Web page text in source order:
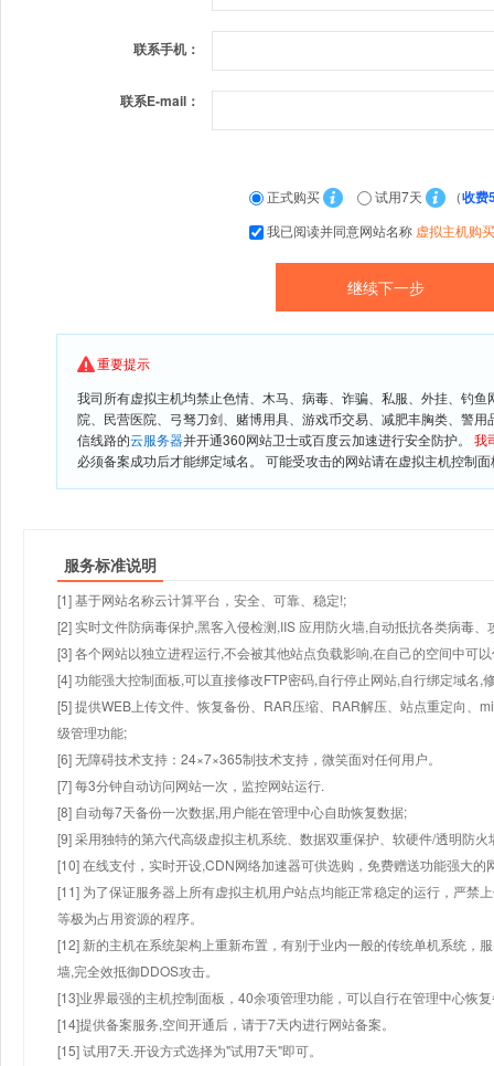
联系手机：
联系E-mail：
正式购买 试用7天 （收费
我已阅读并同意网站名称 虚拟主机购
重要提示
我司所有虚拟主机均禁止色情、木马、病毒、诈骗、私服、外挂、钓
院、民营医院、弓驽刀剑、赌博用具、游戏币交易、减肥丰胸类、警
信线路的云服务器并开通360网站卫士或百度云加速进行安全防护。 我
必须备案成功后才能绑定域名。 可能受攻击的网站请在虚拟主机控制
服务标准说明
[1] 基于网站名称云计算平台，安全、可靠、稳定!;
[2] 实时文件防病毒保护,黑客入侵检测,IIS 应用防火墙,自动抵抗各类病毒、
[3] 各个网站以独立进程运行,不会被其他站点负载影响,在自己的空间中可
[4] 功能强大控制面板,可以直接修改FTP密码,自行停止网站,自行绑定域名,
[5] 提供WEB上传文件、恢复备份、RAR压缩、RAR解压、站点重定向、
级管理功能;
[6] 无障碍技术支持：24×7×365制技术支持，微笑面对任何用户。
[7] 每3分钟自动访问网站一次，监控网站运行.
[8] 自动每7天备份一次数据,用户能在管理中心自助恢复数据;
[9] 采用独特的第六代高级虚拟主机系统、数据双重保护、软硬件/透明防火
[10] 在线支付，实时开设,CDN网络加速器可供选购，免费赠送功能强大
[11] 为了保证服务器上所有虚拟主机用户站点均能正常稳定的运行，严禁
等极为占用资源的程序。
[12] 新的主机在系统架构上重新布置，有别于业内一般的传统单机系统，
墙,完全效抵御DDOS攻击。
[13]业界最强的主机控制面板，40余项管理功能，可以自行在管理中心恢
[14]提供备案服务,空间开通后，请于7天内进行网站备案。
[15] 试用7天.开设方式选择为"试用7天"即可。